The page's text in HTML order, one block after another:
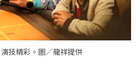
技精彩。圖／龍祥提供